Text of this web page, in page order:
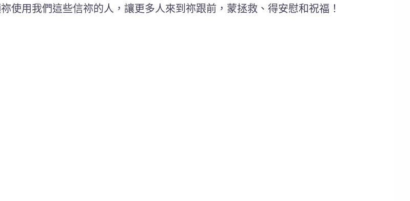
使用我們這些信祢的人，讓更多人來到祢跟前，蒙拯救、得安慰和祝福！